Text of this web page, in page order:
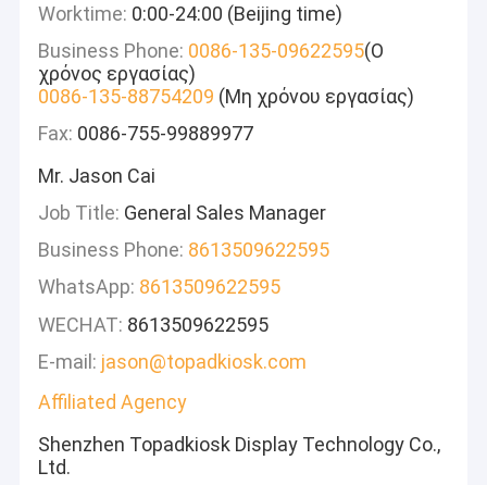
Worktime: 0:00-24:00 (Beijing time)
Business Phone: 0086-135-09622595(Ο
χρόνος εργασίας)
0086-135-88754209 (Μη χρόνου εργασίας)
Fax: 0086-755-99889977
Mr. Jason Cai
Job Title: General Sales Manager
Business Phone: 8613509622595
WhatsApp: 8613509622595
WECHAT: 8613509622595
Ε-mail: jason@topadkiosk.com
Affiliated Agency
Shenzhen Topadkiosk Display Technology Co.,
Ltd.